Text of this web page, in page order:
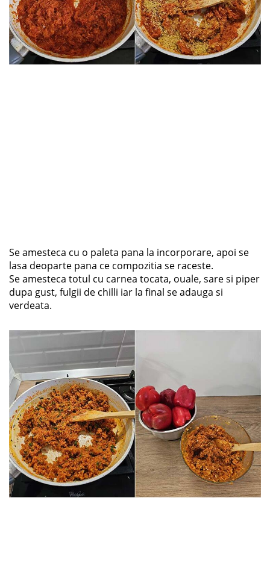
Se amesteca cu o paleta pana la incorporare, apoi se
lasa deoparte pana ce compozitia se raceste.
Se amesteca totul cu carnea tocata, ouale, sare si piper
dupa gust, fulgii de chilli iar la final se adauga si
verdeata.